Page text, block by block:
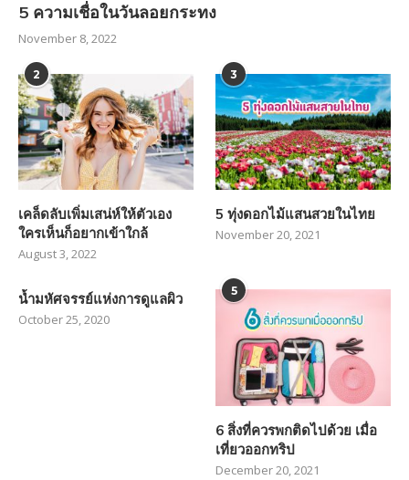
5 ความเชื่อในวันลอยกระทง
November 8, 2022
2
เคล็ดลับเพิ่มเสน่ห์ให้ตัวเอง
ใครเห็นก็อยากเข้าใกล้
August 3, 2022
3
5 ทุ่งดอกไม้แสนสวยในไทย
November 20, 2021
น้ำมหัศจรรย์แห่งการดูแลผิว
October 25, 2020
5
6 สิ่งที่ควรพกติดไปด้วย เมื่อ
เที่ยวออกทริป
December 20, 2021